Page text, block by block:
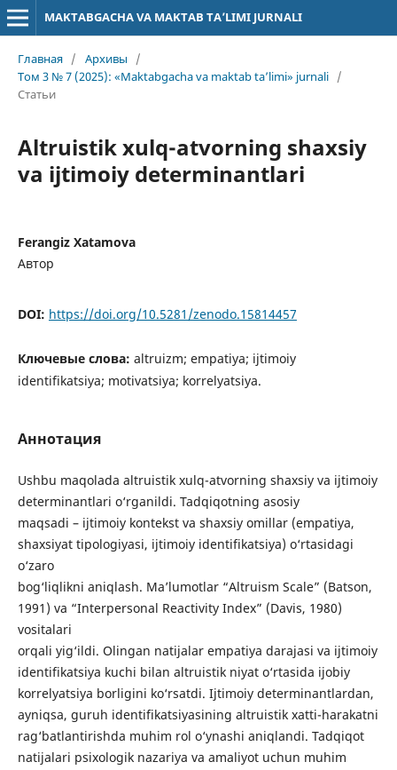
MAKTABGACHA VA MAKTAB TA’LIMI JURNALI
Главная / Архивы
/
Том 3 № 7 (2025): «Maktabgacha va maktab ta’limi» jurnali /
Статьи
Altruistik xulq-atvorning shaxsiy
va ijtimoiy determinantlari
Ferangiz Xatamova
Автор
DOI: https://doi.org/10.5281/zenodo.15814457
Ключевые слова: altruizm; empatiya; ijtimoiy
identifikatsiya; motivatsiya; korrelyatsiya.
Аннотация
Ushbu maqolada altruistik xulq-atvorning shaxsiy va ijtimoiy
determinantlari o‘rganildi. Tadqiqotning asosiy
maqsadi – ijtimoiy kontekst va shaxsiy omillar (empatiya,
shaxsiyat tipologiyasi, ijtimoiy identifikatsiya) o‘rtasidagi
o‘zaro
bog‘liqlikni aniqlash. Ma’lumotlar “Altruism Scale” (Batson,
1991) va “Interpersonal Reactivity Index” (Davis, 1980)
vositalari
orqali yig‘ildi. Olingan natijalar empatiya darajasi va ijtimoiy
identifikatsiya kuchi bilan altruistik niyat o‘rtasida ijobiy
korrelyatsiya borligini ko‘rsatdi. Ijtimoiy determinantlardan,
ayniqsa, guruh identifikatsiyasining altruistik xatti-harakatni
rag‘batlantirishda muhim rol o‘ynashi aniqlandi. Tadqiqot
natijalari psixologik nazariya va amaliyot uchun muhim